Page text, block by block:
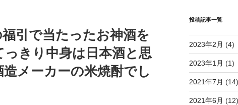
引で当たったお神酒を
っきり中身は日本酒と思
メーカーの米焼酎でし
投稿記事一覧
2023年2月 (4)
2023年1月 (1)
2021年7月 (14)
2021年6月 (12)